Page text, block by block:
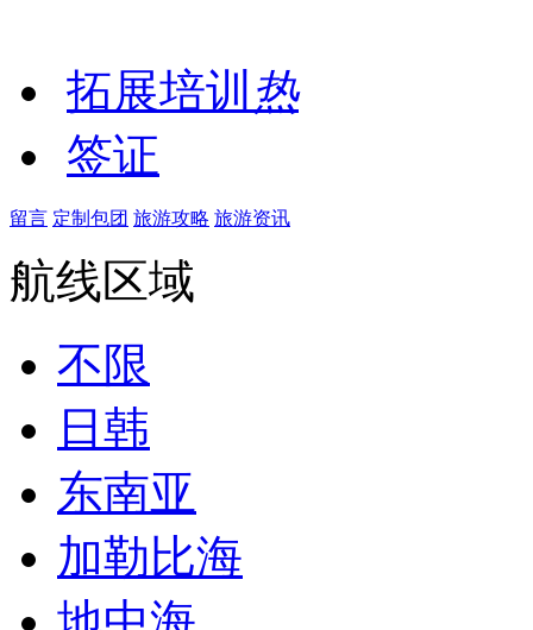
拓展培训 热
签证
留言 定制包团 旅游攻略 旅游资讯
航线区域
不限
日韩
东南亚
加勒比海